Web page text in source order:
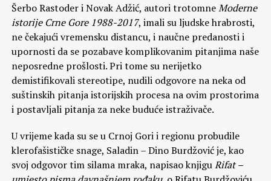
Šerbo Rastoder i Novak Adžić, autori trotomneModerne
istorije Crne Gore 1988-2017, imali su ljudske hrabrosti,
ne čekajući vremensku distancu, i naučne predanosti i
upornosti da se pozabave komplikovanim pitanjima naše
neposredne prošlosti. Pri tome su nerijetko
demistifikovali stereotipe, nudili odgovore na neka od
suštinskih pitanja istorijskih procesa na ovim prostorima
i postavljali pitanja za neke buduće istraživače.
U vrijeme kada su se u Crnoj Gori i regionu probudile
klerofašističke snage, Saladin – Dino Burdžović je, kao
svoj odgovor tim silama mraka, napisao knjiguRifat –